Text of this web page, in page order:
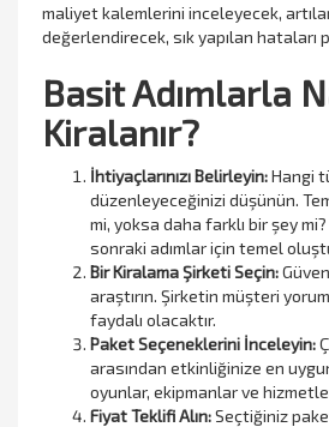
maliyet kalemlerini inceleyecek,
değerlendirecek, sık yapılan hataları
Basit Adımlarla
Kiralanır?
İhtiyaçlarınızı Belirleyin:Hangi
düzenleyeceğinizi düşünün.
mi, yoksa daha farklı bir şey
sonraki adımlar için temel
Bir Kiralama Şirketi Seçin:
araştırın. Şirketin müşteri
faydalı olacaktır.
Paket Seçeneklerini İnceleyin:
arasından etkinliğinize en
oyunlar, ekipmanlar ve
Fiyat Teklifi Alın:Seçtiğiniz